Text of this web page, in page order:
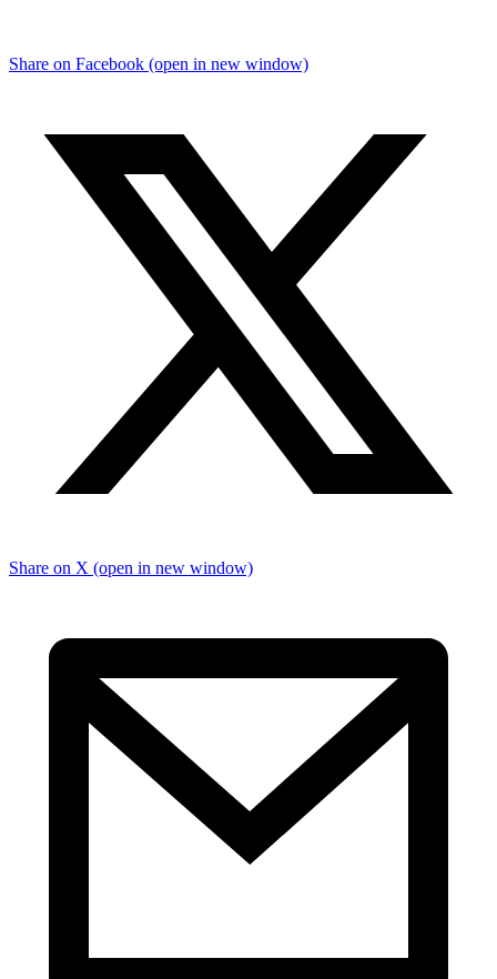
Share on Facebook (open in new window)
Share on X (open in new window)